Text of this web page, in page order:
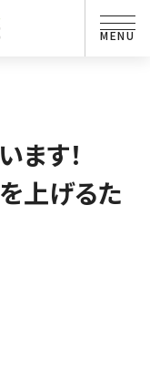
ます！
上げるた